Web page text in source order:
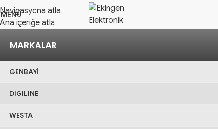
Navigasyona atla
Ana içeriğe atla
MENÜ
MARKALAR
GENBAYİ
DIGILINE
WESTA